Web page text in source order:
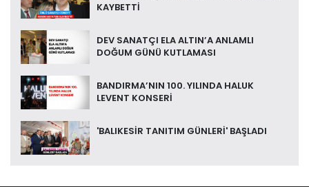
KAYBETTİ
DEV SANATÇI ELA ALTIN’A ANLAMLI
DOĞUM GÜNÜ KUTLAMASI
BANDIRMA’NIN 100. YILINDA HALUK
LEVENT KONSERİ
'BALIKESİR TANITIM GÜNLERİ' BAŞLADI